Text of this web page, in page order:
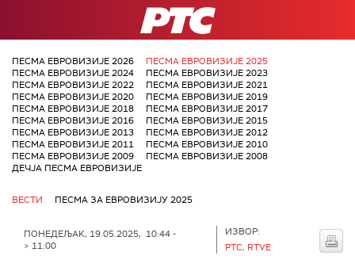
РТС
ПЕСМА ЕВРОВИЗИЈЕ 2026
ПЕСМА ЕВРОВИЗИЈЕ 2025
ПЕСМА ЕВРОВИЗИЈЕ 2024
ПЕСМА ЕВРОВИЗИЈЕ 2023
ПЕСМА ЕВРОВИЗИЈЕ 2022
ПЕСМА ЕВРОВИЗИЈЕ 2021
ПЕСМА ЕВРОВИЗИЈЕ 2020
ПЕСМА ЕВРОВИЗИЈЕ 2019
ПЕСМА ЕВРОВИЗИЈЕ 2018
ПЕСМА ЕВРОВИЗИЈЕ 2017
ПЕСМА ЕВРОВИЗИЈЕ 2016
ПЕСМА ЕВРОВИЗИЈЕ 2015
ПЕСМА ЕВРОВИЗИЈЕ 2013
ПЕСМА ЕВРОВИЗИЈЕ 2012
ПЕСМА ЕВРОВИЗИЈЕ 2011
ПЕСМА ЕВРОВИЗИЈЕ 2010
ПЕСМА ЕВРОВИЗИЈЕ 2009
ПЕСМА ЕВРОВИЗИЈЕ 2008
ДЕЧЈА ПЕСМА ЕВРОВИЗИЈЕ
ВЕСТИ ПЕСМА ЗА ЕВРОВИЗИЈУ 2025
ПОНЕДЕЉАК, 19.05.2025, 10:44 -
> 11:00
ИЗВОР:
РТС, RTVE